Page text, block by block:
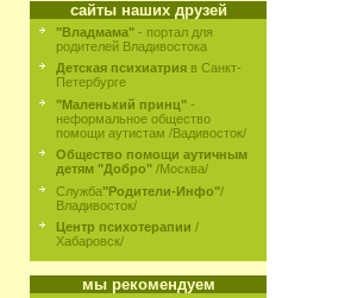
сайты наших друзей
"Владмама" - портал для
родителей Владивостока
Детская психиатрия в Санкт-
Петербурге
"Маленький принц" -
неформальное общество
помощи аутистам /Вадивосток/
Общество помощи аутичным
детям "Добро" /Москва/
Служба"Родители-Инфо"/
Владивосток/
Центр психотерапии /
Хабаровск/
мы рекомендуем